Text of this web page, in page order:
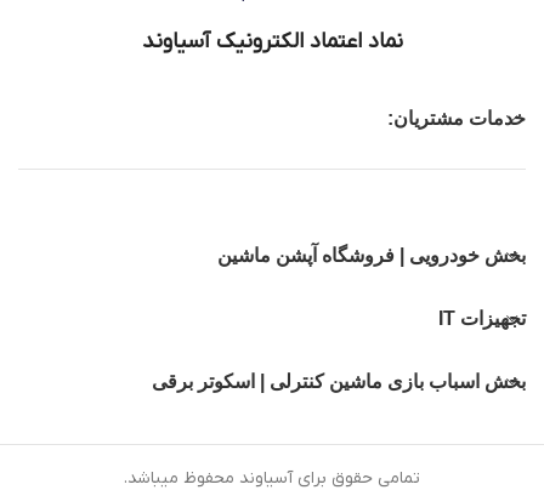
نماد اعتماد الکترونیک آسیاوند
خدمات مشتریان:
بخش خودرویی | فروشگاه آپشن ماشین
تجهیزات IT
بخش اسباب بازی ماشین کنترلی | اسکوتر برقی
تمامی حقوق برای آسیاوند محفوظ میباشد.